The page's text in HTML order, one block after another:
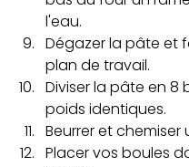
l'eau.
Dégazer la pâte et
plan de travail.
Diviser la pâte en 8
poids identiques.
Beurrer et chemiser
Placer vos boules